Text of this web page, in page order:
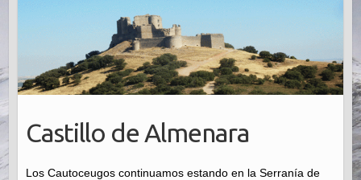
Castillo de Almenara
Los Cautoceugos continuamos estando en la Serranía de